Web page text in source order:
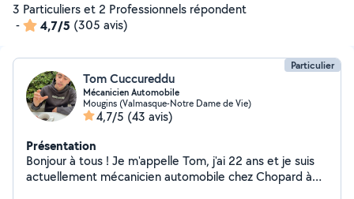
3 Particuliers et 2 Professionnels répondent
-
4,7/5 (305 avis)
Particulier
Tom Cuccureddu
Mécanicien Automobile
Mougins (Valmasque-Notre Dame de Vie)
4,7/5 (43 avis)
Présentation
Bonjour à tous ! Je m'appelle Tom, j'ai 22 ans et je suis
actuellement mécanicien automobile chez Chopard à